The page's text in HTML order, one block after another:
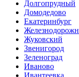
Долгопрудный
Домодедово
Екатеринбург
Жуковский
Звенигород
Зеленоград
Иваново
Ивантеевка